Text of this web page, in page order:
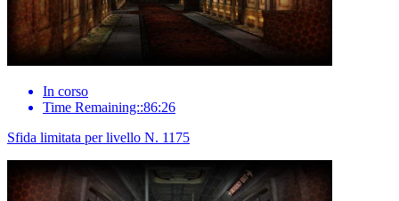
In corso
Time Remaining::86:26
Sfida limitata per livello N. 1175